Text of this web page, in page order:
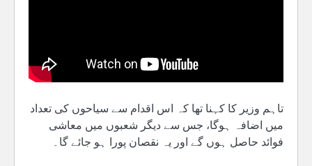
تاہم وزیر کا کہنا تھا کہ اس اقدام سے سیاحوں کی تعداد
میں اضافہ ہوگا، جس سے دیگر شعبوں میں معاشی
فوائد حاصل ہوں گے اور یہ نقصان پورا ہو جائے گا۔